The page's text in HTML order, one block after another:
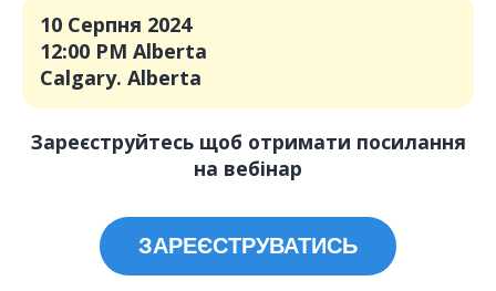
10 Серпня 2024
12:00 PM Alberta
Calgary. Alberta
Зареєструйтесь щоб отримати посилання
на вебінар
ЗАРЕЄСТРУВАТИСЬ